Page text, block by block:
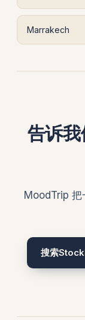
Marrakech
告诉
MoodTrip 把
搜索